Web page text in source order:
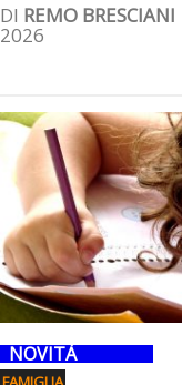
DI REMO BRESCIANI
2026
NOVITÀ